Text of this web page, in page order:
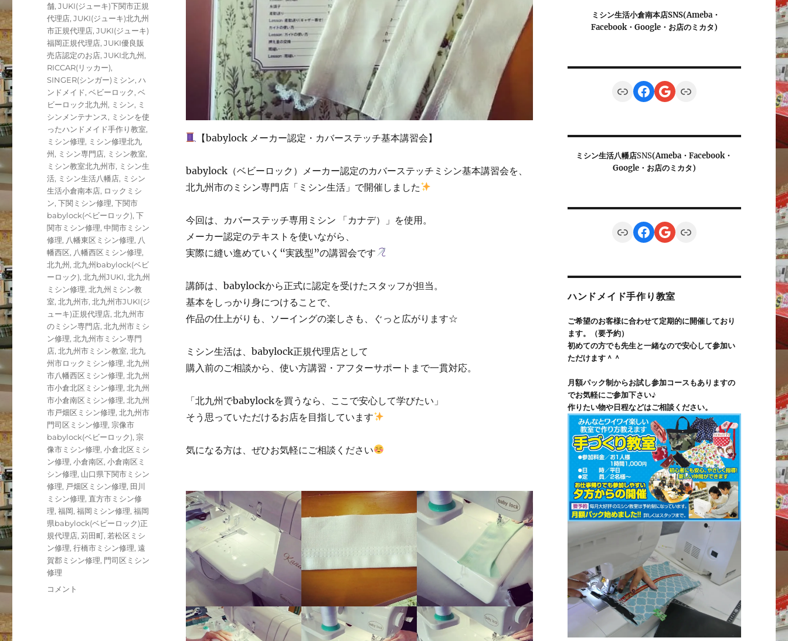
【babylock メーカー認定・カバーステッチ基本講習会】
babylock（ベビーロック）メーカー認定のカバーステッチミシン基本講習会を、
北九州市のミシン専門店「ミシン生活」で開催しました
今回は、カバーステッチ専用ミシン 「カナデ）」を使用。
メーカー認定のテキストを使いながら、
実際に縫い進めていく“実践型”の講習会です
講師は、babylockから正式に認定を受けたスタッフが担当。
基本をしっかり身につけることで、
作品の仕上がりも、ソーイングの楽しさも、ぐっと広がります☆
ミシン生活は、babylock正規代理店として
購入前のご相談から、使い方講習・アフターサポートまで一貫対応。
「北九州でbabylockを買うなら、ここで安心して学びたい」
そう思っていただけるお店を目指しています
気になる方は、ぜひお気軽にご相談ください
舗,JUKI(ジューキ)下関市正規
代理店,JUKI(ジューキ)北九州
市正規代理店,JUKI(ジューキ)
福岡正規代理店,JUKI優良販
売店認定のお店,JUKI北九州 ,
RICCAR(リッカー),
SINGER(シンガー)ミシン,ハ
ンドメイド,ベビーロック,ベ
ビーロック北九州 , ミシン, ミ
シンメンテナンス, ミシンを使
ったハンドメイド手作り教室,
ミシン修理, ミシン修理北九
州 , ミシン専門店, ミシン教室,
ミシン教室北九州市, ミシン生
活, ミシン生活八幡店, ミシン
生活小倉南本店, ロックミシ
ン,下関ミシン修理,下関市
babylock(ベビーロック),下
関市ミシン修理,中間市ミシン
修理, 八幡東区ミシン修理, 八
幡西区, 八幡西区ミシン修理,
北九州 ,北九州babylock(ベビ
ーロック),北九州JUKI,北九州
ミシン修理,北九州ミシン教
室,北九州市,北九州市JUKI(ジ
ューキ)正規代理店,北九州市
のミシン専門店,北九州市ミシ
ン修理,北九州市ミシン専門
店,北九州市ミシン教室,北九
州市ロックミシン修理,北九州
市八幡西区ミシン修理,北九州
市小倉北区ミシン修理,北九州
市小倉南区ミシン修理,北九州
市戸畑区ミシン修理,北九州市
門司区ミシン修理, 宗像市
babylock(ベビーロック), 宗
像市ミシン修理,小倉北区ミシ
ン修理,小倉南区,小倉南区ミ
シン修理, 山口県下関市ミシン
修理, 戸畑区ミシン修理, 田川
ミシン修理, 直方市ミシン修
理,福岡,福岡ミシン修理,福岡
県babylock(ベビーロック)正
規代理店,苅田町, 若松区ミシ
ン修理,行橋市ミシン修理,遠
賀郡ミシン修理, 門司区ミシン
修理
北
コメント
ミシン生活小倉南本店SNS(Ameba・
Facebook・Google・お店のミカタ)
LinkFacebook
Google
Link
ミシン生活八幡店SNS(Ameba・Facebook・
Google・お店のミカタ)
LinkFacebook
Google
Link
ハンドメイド手作り教室
ご希望のお客様に合わせて定期的に開催しており
ます。（要予約）
初めての方でも先生と一緒なので安心して参加い
ただけます＾＾
月額パック制からお試し参加コースもありますの
でお気軽にご参加下さい♪
作りたい物や日程などはご相談ください。